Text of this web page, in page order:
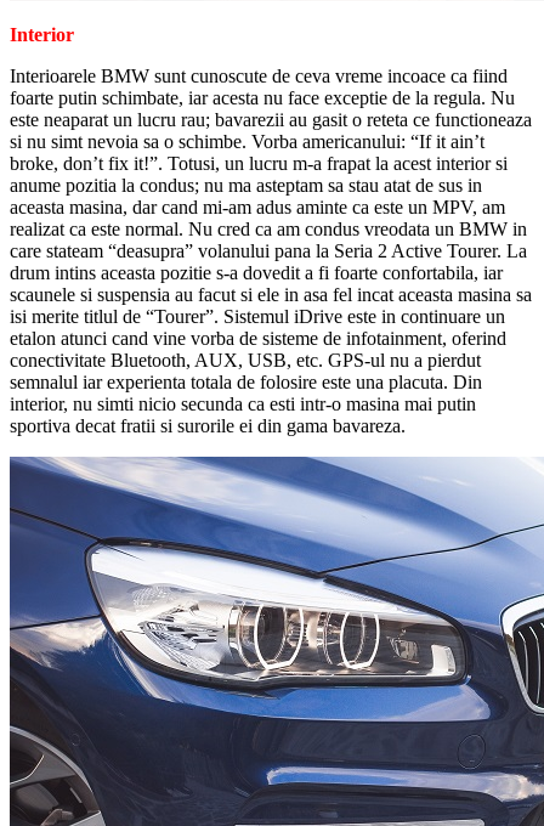
Interior
Interioarele BMW sunt cunoscute de ceva vreme incoace ca fiind
foarte putin schimbate, iar acesta nu face exceptie de la regula. Nu
este neaparat un lucru rau; bavarezii au gasit o reteta ce functioneaza
si nu simt nevoia sa o schimbe. Vorba americanului: “If it ain’t
broke, don’t fix it!”. Totusi, un lucru m-a frapat la acest interior si
anume pozitia la condus; nu ma asteptam sa stau atat de sus in
aceasta masina, dar cand mi-am adus aminte ca este un MPV, am
realizat ca este normal. Nu cred ca am condus vreodata un BMW in
care stateam “deasupra” volanului pana la Seria 2 Active Tourer. La
drum intins aceasta pozitie s-a dovedit a fi foarte confortabila, iar
scaunele si suspensia au facut si ele in asa fel incat aceasta masina sa
isi merite titlul de “Tourer”. Sistemul iDrive este in continuare un
etalon atunci cand vine vorba de sisteme de infotainment, oferind
conectivitate Bluetooth, AUX, USB, etc. GPS-ul nu a pierdut
semnalul iar experienta totala de folosire este una placuta. Din
interior, nu simti nicio secunda ca esti intr-o masina mai putin
sportiva decat fratii si surorile ei din gama bavareza.